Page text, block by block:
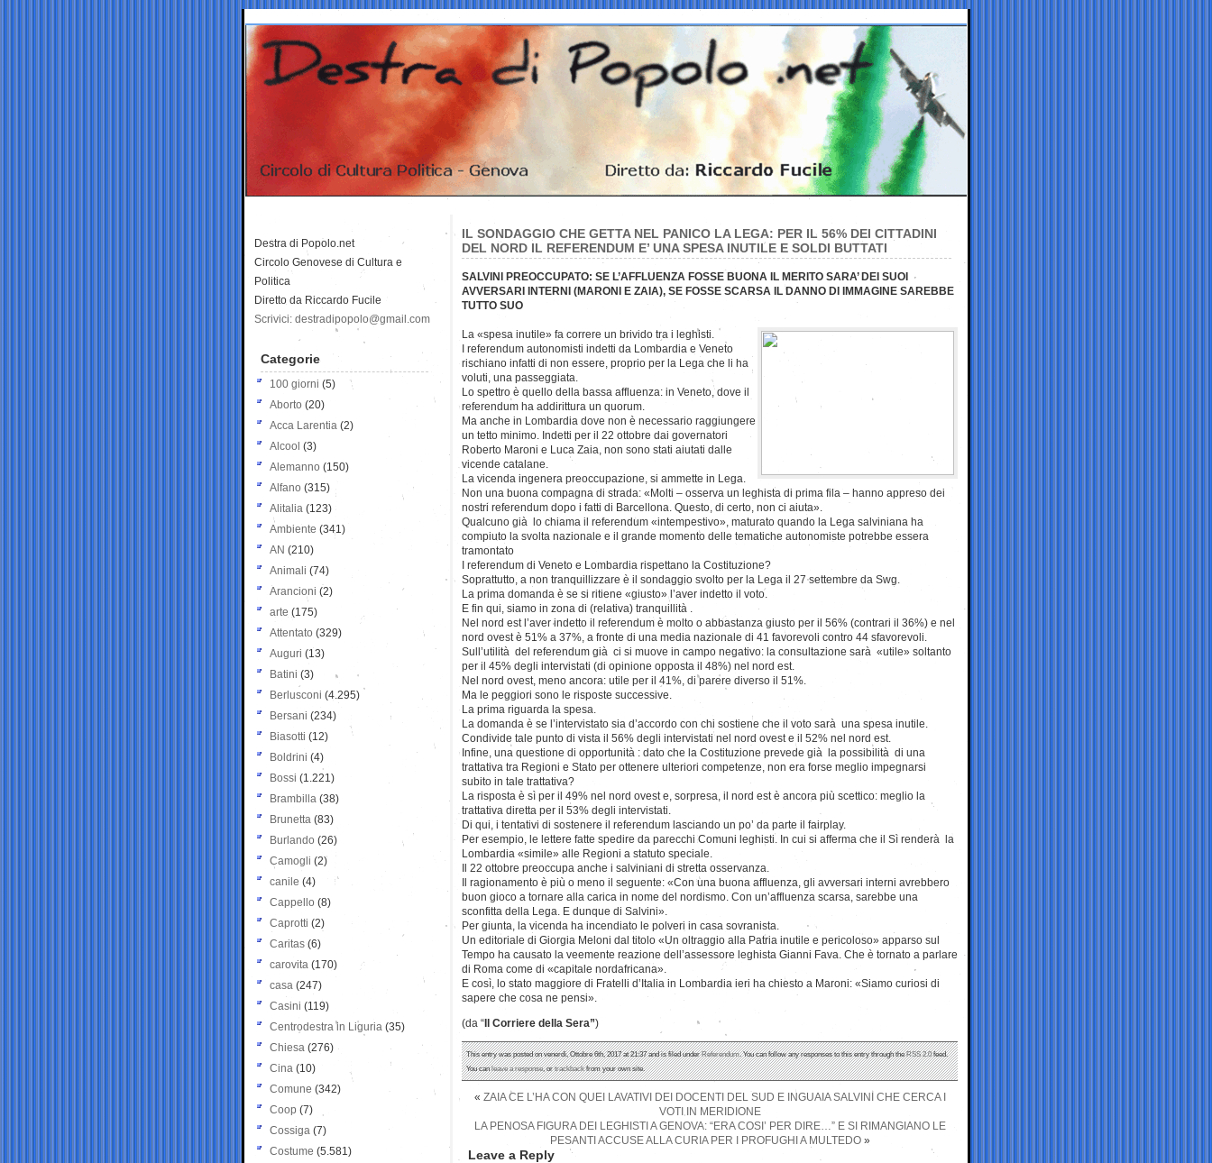
IL SONDAGGIO CHE GETTA NEL PANICO LA LEGA: PER IL 56% DEI CITTADINI
DEL NORD IL REFERENDUM E’ UNA SPESA INUTILE E SOLDI BUTTATI
SALVINI PREOCCUPATO: SE L’AFFLUENZA FOSSE BUONA IL MERITO SARA’ DEI SUOI
AVVERSARI INTERNI (MARONI E ZAIA), SE FOSSE SCARSA IL DANNO DI IMMAGINE SAREBBE
TUTTO SUO
La «spesa inutile» fa correre un brivido tra i leghisti.
I referendum autonomisti indetti da Lombardia e Veneto
rischiano infatti di non essere, proprio per la Lega che li ha
voluti, una passeggiata.
Lo spettro è quello della bassa affluenza: in Veneto, dove il
referendum ha addirittura un quorum.
Ma anche in Lombardia dove non è necessario raggiungere
un tetto minimo. Indetti per il 22 ottobre dai governatori
Roberto Maroni e Luca Zaia, non sono stati aiutati dalle
vicende catalane.
La vicenda ingenera preoccupazione, si ammette in Lega.
Non una buona compagna di strada: «Molti – osserva un leghista di prima fila – hanno appreso dei
nostri referendum dopo i fatti di Barcellona. Questo, di certo, non ci aiuta».
Qualcuno già lo chiama il referendum «intempestivo», maturato quando la Lega salviniana ha
compiuto la svolta nazionale e il grande momento delle tematiche autonomiste potrebbe essera
tramontato
I referendum di Veneto e Lombardia rispettano la Costituzione?
Soprattutto, a non tranquillizzare è il sondaggio svolto per la Lega il 27 settembre da Swg.
La prima domanda è se si ritiene «giusto» l’aver indetto il voto.
E fin qui, siamo in zona di (relativa) tranquillità .
Nel nord est l’aver indetto il referendum è molto o abbastanza giusto per il 56% (contrari il 36%) e nel
nord ovest è 51% a 37%, a fronte di una media nazionale di 41 favorevoli contro 44 sfavorevoli.
Sull’utilità del referendum già ci si muove in campo negativo: la consultazione sarà «utile» soltanto
per il 45% degli intervistati (di opinione opposta il 48%) nel nord est.
Nel nord ovest, meno ancora: utile per il 41%, di parere diverso il 51%.
Ma le peggiori sono le risposte successive.
La prima riguarda la spesa.
La domanda è se l’intervistato sia d’accordo con chi sostiene che il voto sarà una spesa inutile.
Condivide tale punto di vista il 56% degli intervistati nel nord ovest e il 52% nel nord est.
Infine, una questione di opportunità : dato che la Costituzione prevede già la possibilità di una
trattativa tra Regioni e Stato per ottenere ulteriori competenze, non era forse meglio impegnarsi
subito in tale trattativa?
La risposta è sì per il 49% nel nord ovest e, sorpresa, il nord est è ancora più scettico: meglio la
trattativa diretta per il 53% degli intervistati.
Di qui, i tentativi di sostenere il referendum lasciando un po’ da parte il fairplay.
Per esempio, le lettere fatte spedire da parecchi Comuni leghisti. In cui si afferma che il Sì renderà la
Lombardia «simile» alle Regioni a statuto speciale.
Il 22 ottobre preoccupa anche i salviniani di stretta osservanza.
Il ragionamento è più o meno il seguente: «Con una buona affluenza, gli avversari interni avrebbero
buon gioco a tornare alla carica in nome del nordismo. Con un’affluenza scarsa, sarebbe una
sconfitta della Lega. E dunque di Salvini».
Per giunta, la vicenda ha incendiato le polveri in casa sovranista.
Un editoriale di Giorgia Meloni dal titolo «Un oltraggio alla Patria inutile e pericoloso» apparso sul
Tempo ha causato la veemente reazione dell’assessore leghista Gianni Fava. Che è tornato a parlare
di Roma come di «capitale nordafricana».
E così, lo stato maggiore di Fratelli d’Italia in Lombardia ieri ha chiesto a Maroni: «Siamo curiosi di
sapere che cosa ne pensi».
(da “ Il Corriere della Sera”)
This entry was posted on venerdì, Ottobre 6th, 2017 at 21:37 and is filed underReferendum. You can follow any responses to this entry through theRSS 2.0feed.
You canleave a response, ortrackbackfrom your own site.
« ZAIA CE L’HA CON QUEI LAVATIVI DEI DOCENTI DEL SUD E INGUAIA SALVINI CHE CERCA I
VOTI IN MERIDIONE
LA PENOSA FIGURA DEI LEGHISTI A GENOVA: “ERA COSI’ PER DIRE…” E SI RIMANGIANO LE
PESANTI ACCUSE ALLA CURIA PER I PROFUGHI A MULTEDO»
Leave a Reply
Destra di Popolo.net
Circolo Genovese di Cultura e
Politica
Diretto da Riccardo Fucile
Scrivici: destradipopolo@gmail.com
Categorie
100 giorni (5)
Aborto (20)
Acca Larentia (2)
Alcool (3)
Alemanno (150)
Alfano (315)
Alitalia (123)
Ambiente (341)
AN (210)
Animali (74)
Arancioni (2)
arte (175)
Attentato (329)
Auguri (13)
Batini (3)
Berlusconi (4.295)
Bersani (234)
Biasotti (12)
Boldrini (4)
Bossi (1.221)
Brambilla (38)
Brunetta (83)
Burlando (26)
Camogli (2)
canile (4)
Cappello (8)
Caprotti (2)
Caritas (6)
carovita (170)
casa (247)
Casini (119)
Centrodestra in Liguria (35)
Chiesa (276)
Cina (10)
Comune (342)
Coop (7)
Cossiga (7)
Costume (5.581)